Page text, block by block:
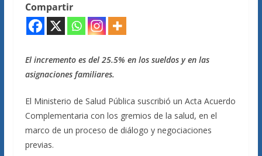
Compartir
El incremento es del 25.5% en los sueldos y en las
asignaciones familiares.
El Ministerio de Salud Pública suscribió un Acta Acuerdo
Complementaria con los gremios de la salud, en el
marco de un proceso de diálogo y negociaciones
previas.